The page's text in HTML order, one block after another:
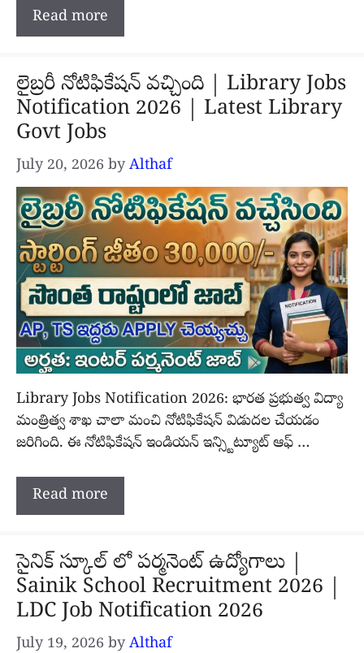
Read more
లైబ్రరీ నోటిఫికేషన్ వచ్చింది | Library Jobs
Notification 2026 | Latest Library
Govt Jobs
July 20, 2026 by Althaf
Library Jobs Notification 2026: భారత ప్రభుత్వ విద్యా
మంత్రిత్వ శాఖ చాలా మంచి నోటిఫికేషన్ విడుదల చేయడం
జరిగింది. ఈ నోటిఫికేషన్ ఇండియన్ ఇన్స్టిట్యూట్ ఆఫ్ …
Read more
సైనిక్ స్కూల్ లో పర్మనెంట్ ఉద్యోగాలు |
Sainik School Recruitment 2026 |
LDC Job Notification 2026
July 19, 2026 by Althaf